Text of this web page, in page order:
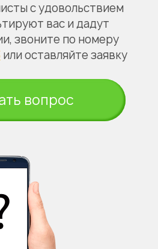
с удовольствием
вас и дадут
звоните по номеру
или оставляйте заявку
вопрос